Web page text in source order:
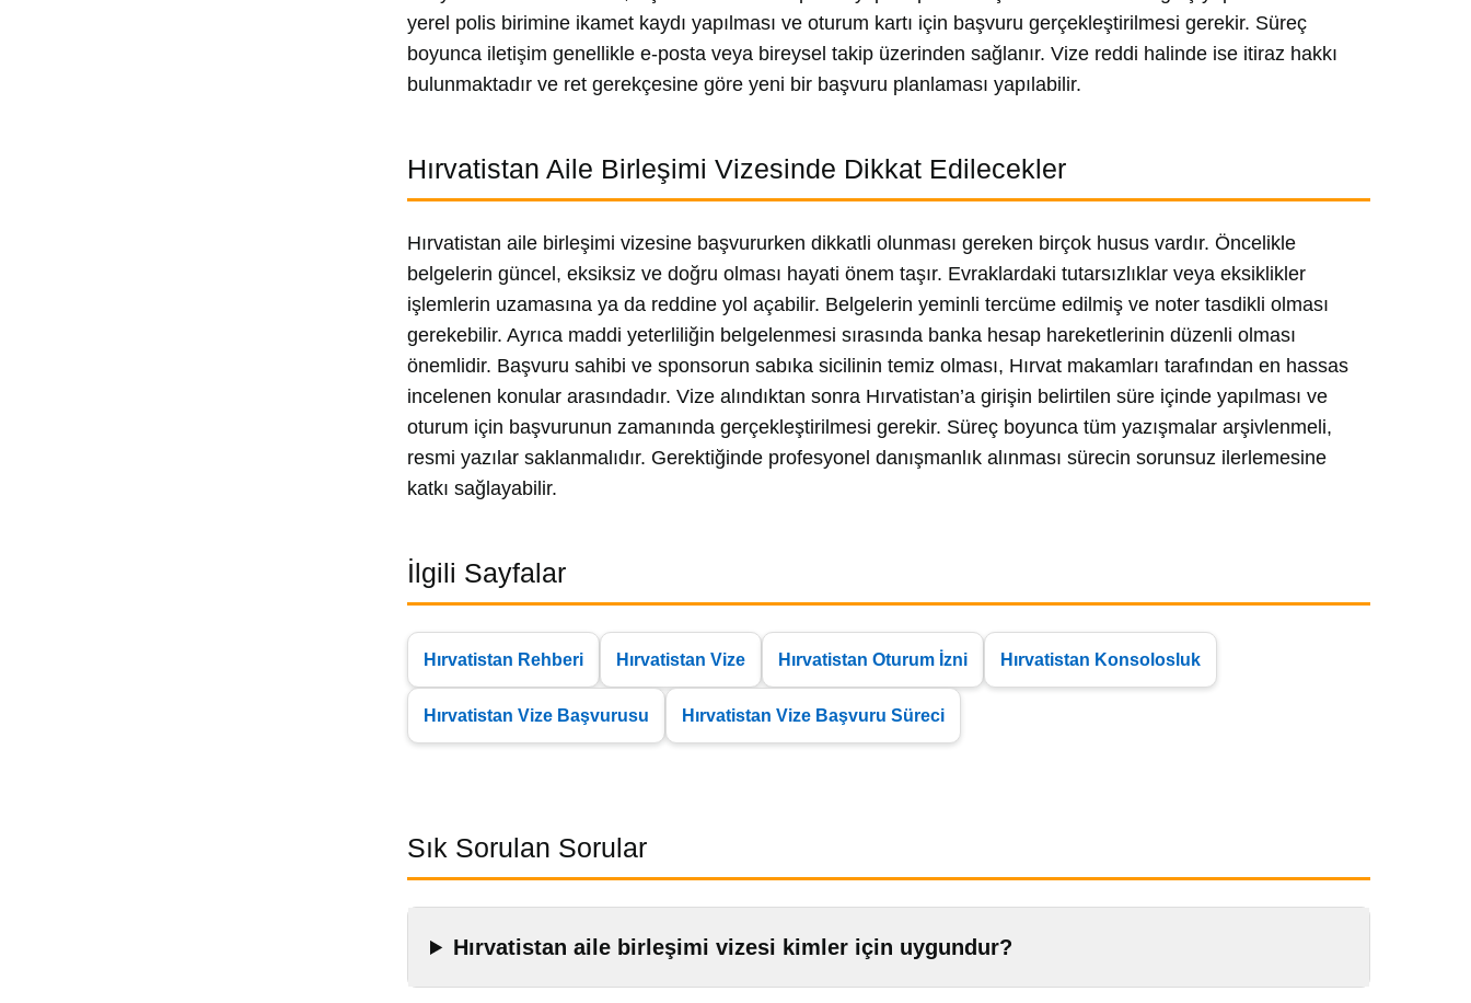
yerel polis birimine ikamet kaydı yapılması ve oturum kartı için başvuru gerçekleştirilmesi gerekir. Süreç
boyunca iletişim genellikle e-posta veya bireysel takip üzerinden sağlanır. Vize reddi halinde ise itiraz hakkı
bulunmaktadır ve ret gerekçesine göre yeni bir başvuru planlaması yapılabilir.
Hırvatistan Aile Birleşimi Vizesinde Dikkat Edilecekler
Hırvatistan aile birleşimi vizesine başvururken dikkatli olunması gereken birçok husus vardır. Öncelikle
belgelerin güncel, eksiksiz ve doğru olması hayati önem taşır. Evraklardaki tutarsızlıklar veya eksiklikler
işlemlerin uzamasına ya da reddine yol açabilir. Belgelerin yeminli tercüme edilmiş ve noter tasdikli olması
gerekebilir. Ayrıca maddi yeterliliğin belgelenmesi sırasında banka hesap hareketlerinin düzenli olması
önemlidir. Başvuru sahibi ve sponsorun sabıka sicilinin temiz olması, Hırvat makamları tarafından en hassas
incelenen konular arasındadır. Vize alındıktan sonra Hırvatistan’a girişin belirtilen süre içinde yapılması ve
oturum için başvurunun zamanında gerçekleştirilmesi gerekir. Süreç boyunca tüm yazışmalar arşivlenmeli,
resmi yazılar saklanmalıdır. Gerektiğinde profesyonel danışmanlık alınması sürecin sorunsuz ilerlemesine
katkı sağlayabilir.
İlgili Sayfalar
Hırvatistan Rehberi Hırvatistan Vize Hırvatistan Oturum İzni Hırvatistan Konsolosluk
Hırvatistan Vize Başvurusu Hırvatistan Vize Başvuru Süreci
Sık Sorulan Sorular
Hırvatistan aile birleşimi vizesi kimler için uygundur?